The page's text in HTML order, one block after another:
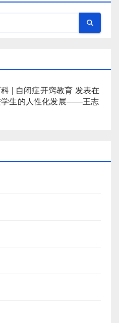
| 自闭症开窍教育 发表在
学生的人性化发展——王志